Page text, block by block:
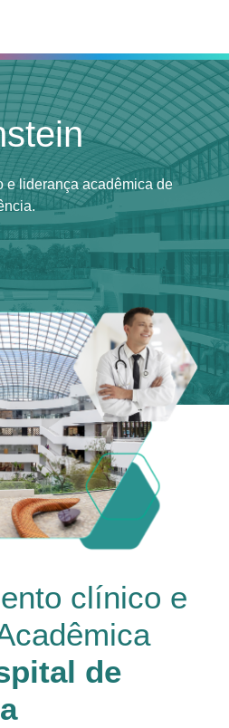
e liderança acadêmica de
clínico e
de